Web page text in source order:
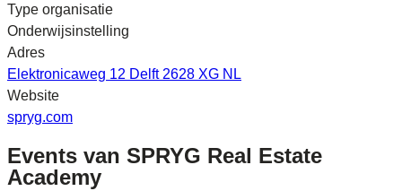
Type organisatie
Onderwijsinstelling
Adres
Elektronicaweg 12 Delft 2628 XG NL
Website
spryg.com
Events van SPRYG Real Estate
Academy